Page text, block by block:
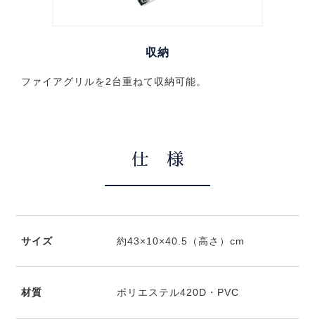
収納
ファイアグリルを2台重ねて収納可能。
仕 様
サイズ 約43×10×40.5（高さ）cm
材質 ポリエステル420D・PVC